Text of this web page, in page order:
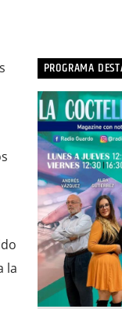
la
PROGRAMA